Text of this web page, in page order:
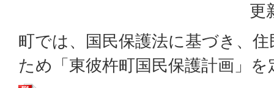
更
町では、国民保護法に基づき、
ため「東彼杵町国民保護計画」